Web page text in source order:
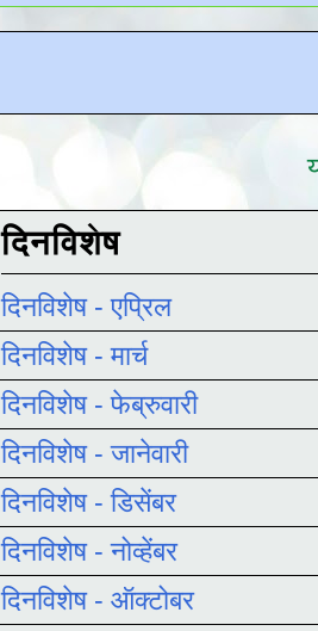
दिनविशेष
दिनविशेष - एप्रिल
दिनविशेष - मार्च
दिनविशेष - फेब्रुवारी
दिनविशेष - जानेवारी
दिनविशेष - डिसेंबर
दिनविशेष - नोव्हेंबर
दिनविशेष - ऑक्टोबर